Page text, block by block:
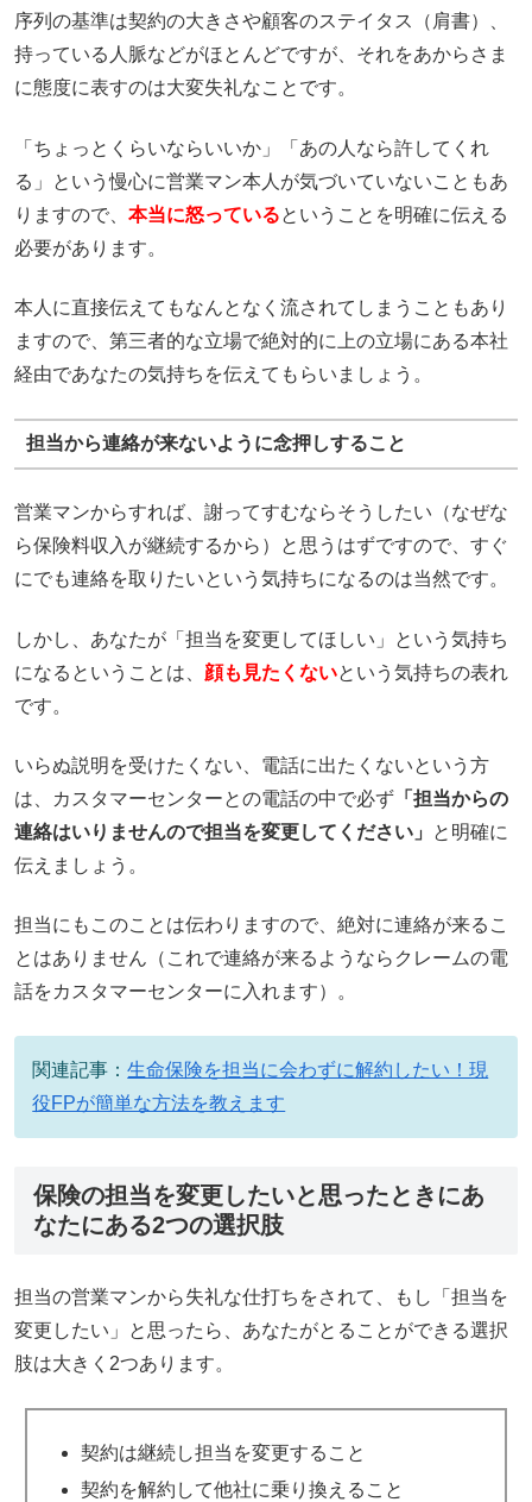
序列の基準は契約の大きさや顧客のステイタス（肩書）、
持っている人脈などがほとんどですが、それをあからさま
に態度に表すのは大変失礼なことです。
「ちょっとくらいならいいか」「あの人なら許してくれ
る」という慢心に営業マン本人が気づいていないこともあ
りますので、本当に怒っているということを明確に伝える
必要があります。
本人に直接伝えてもなんとなく流されてしまうこともあり
ますので、第三者的な立場で絶対的に上の立場にある本社
経由であなたの気持ちを伝えてもらいましょう。
担当から連絡が来ないように念押しすること
営業マンからすれば、謝ってすむならそうしたい（なぜな
ら保険料収入が継続するから）と思うはずですので、すぐ
にでも連絡を取りたいという気持ちになるのは当然です。
しかし、あなたが「担当を変更してほしい」という気持ち
になるということは、 顔も見たくないという気持ちの表れ
です。
いらぬ説明を受けたくない、電話に出たくないという方
は、カスタマーセンターとの電話の中で必ず 「担当からの
連絡はいりませんので担当を変更してください」
と明確に
伝えましょう。
担当にもこのことは伝わりますので、絶対に連絡が来るこ
とはありません（これで連絡が来るようならクレームの電
話をカスタマーセンターに入れます）。
関連記事：生命保険を担当に会わずに解約したい！現
役FPが簡単な方法を教えます
保険の担当を変更したいと思ったときにあ
なたにある2つの選択肢
担当の営業マンから失礼な仕打ちをされて、もし「担当を
変更したい」と思ったら、あなたがとることができる選択
肢は大きく2つあります。
契約は継続し担当を変更すること
契約を解約して他社に乗り換えること